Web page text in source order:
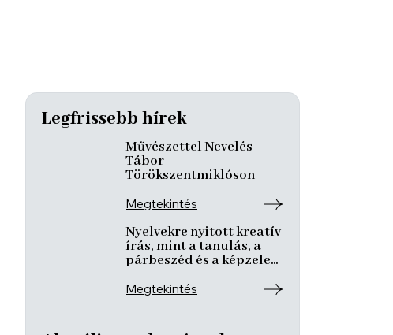
Legfrissebb hírek
Művészettel Nevelés
Tábor
Törökszentmiklóson
Megtekintés
Nyelvekre nyitott kreatív
írás, mint a tanulás, a
párbeszéd és a képzelet
Megtekintés